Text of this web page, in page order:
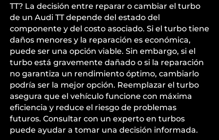
TT? La decisión entre reparar o cambiar el turbo
de un Audi TT depende del estado del
componente y del costo asociado. Si el turbo tiene
daños menores y la reparación es económica,
puede ser una opción viable. Sin embargo, si el
turbo está gravemente dañado o si la reparación
no garantiza un rendimiento óptimo, cambiarlo
podría ser la mejor opción. Reemplazar el turbo
asegura que el vehículo funcione con máxima
eficiencia y reduce el riesgo de problemas
futuros. Consultar con un experto en turbos
puede ayudar a tomar una decisión informada.